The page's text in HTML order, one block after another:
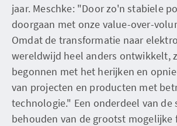
jaar. Meschke: "Door zo'n stabiele
doorgaan met onze value-over-
Omdat de transformatie naar
wereldwijd heel anders ontwikkelt,
begonnen met het herijken en
van projecten en producten met
technologie." Een onderdeel van de
behouden van de grootst